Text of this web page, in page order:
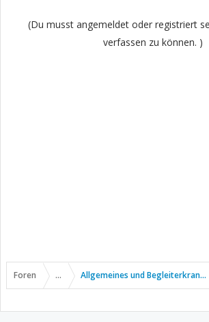
(Du musst angemeldet oder registriert
verfassen zu können. )
Foren ... Allgemeines und